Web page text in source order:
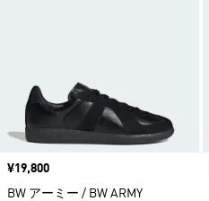
価格
¥19,800
BW アーミー / BW ARMY